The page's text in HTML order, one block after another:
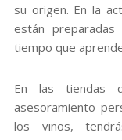
su origen. En la
están
tiempo que
En las tiendas
asesoramiento
los vinos,